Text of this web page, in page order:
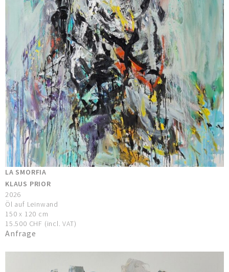
LA SMORFIA
KLAUS PRIOR
2026
Öl auf Leinwand
150 x 120 cm
15.500 CHF (incl. VAT)
Anfrage